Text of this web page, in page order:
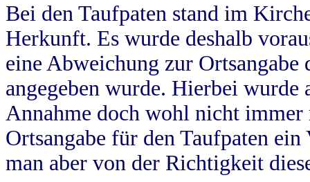
Bei den Taufpaten stand im
Herkunft. Es wurde deshalb
eine Abweichung zur
angegeben wurde. Hierbei wurde
Annahme doch wohl nicht
Ortsangabe für den Taufpaten
man aber von der Richtigkeit